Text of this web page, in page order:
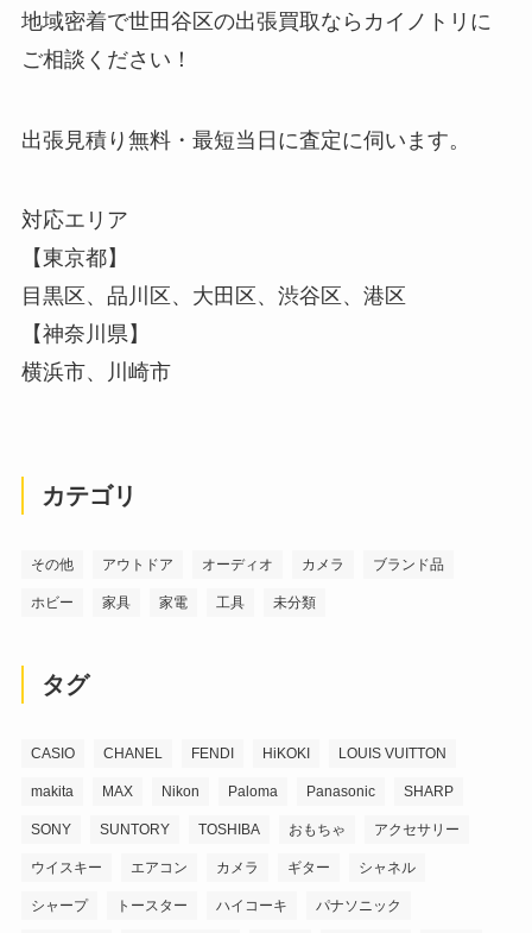
地域密着で世田谷区の出張買取ならカイノトリに
ご相談ください！
出張見積り無料・最短当日に査定に伺います。
対応エリア
【東京都】
目黒区、品川区、大田区、渋谷区、港区
【神奈川県】
横浜市、川崎市
カテゴリ
その他 アウトドア オーディオ カメラ ブランド品
ホビー 家具 家電 工具 未分類
タグ
CASIO CHANEL FENDI HiKOKI LOUIS VUITTON
makita MAX Nikon Paloma Panasonic SHARP
SONY SUNTORY TOSHIBA おもちゃ アクセサリー
ウイスキー エアコン カメラ ギター シャネル
シャープ トースター ハイコーキ パナソニック